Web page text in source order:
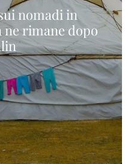
nomadi in
ne rimane dopo